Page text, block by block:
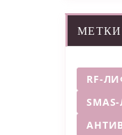
МЕТКИ
RF-